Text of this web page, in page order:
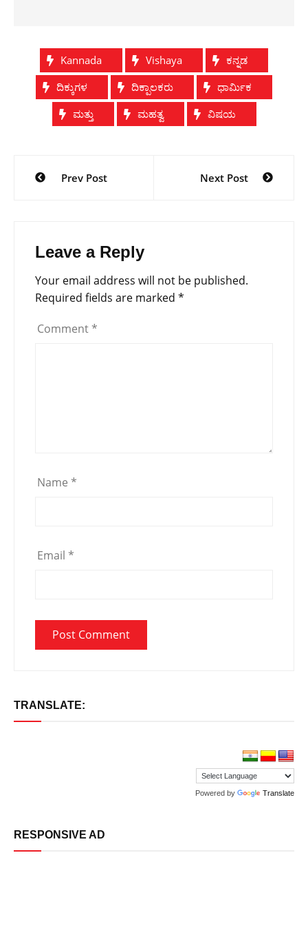
Kannada Vishaya
ಕನ್ನಡ
ದಿಕ್ಕುಗಳ
ದಿಕ್ಪಾಲಕರು
ಧಾರ್ಮಿಕ
ಮತ್ತು
ಮಹತ್ವ ವಿಷಯ
navigation
Prev Post Next Post
Leave a Reply
Your email address will not be published.
Required fields are marked *
Comment *
Name *
Email *
TRANSLATE:
Powered by Translate
RESPONSIVE AD